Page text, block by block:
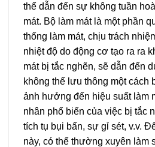
thể dẫn đến sự không tuần
mát. Bộ làm mát là một phần
thống làm mát, chịu trách
nhiệt độ do động cơ tạo ra ra
mát bị tắc nghẽn, sẽ dẫn đến
không thể lưu thông một cách
ảnh hưởng đến hiệu suất làm
nhân phổ biến của việc bị tắc
tích tụ bụi bẩn, sự gỉ sét, v.v.
này, có thể thường xuyên làm